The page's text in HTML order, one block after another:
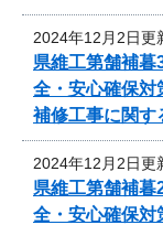
2024年12月2日更
県維工第舗補
全・安心確保
補修工事に関す
2024年12月2日更
県維工第舗補
全・安心確保